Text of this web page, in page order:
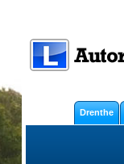
Drenthe